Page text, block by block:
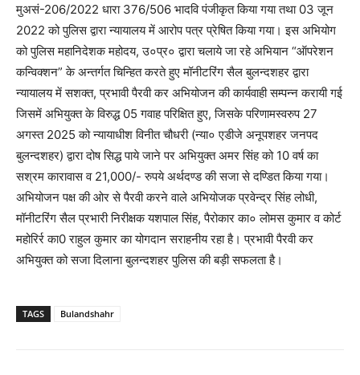
मुअसं-206/2022 धारा 376/506 भादवि पंजीकृत किया गया तथा 03 जून
2022 को पुलिस द्वारा न्यायालय में आरोप पत्र प्रेषित किया गया। इस अभियोग
को पुलिस महानिदेशक महोदय, उ०प्र० द्वारा चलाये जा रहे अभियान “ऑपरेशन
कन्विक्शन” के अन्तर्गत चिन्हित करते हुए मॉनीटरिंग सैल बुलन्दशहर द्वारा
न्यायालय में सशक्त, प्रभावी पैरवी कर अभियोजन की कार्यवाही सम्पन्न करायी गई
जिसमें अभियुक्त के विरुद्ध 05 गवाह परिक्षित हुए, जिसके परिणामस्वरुप 27
अगस्त 2025 को न्यायाधीश विनीत चौधरी (न्या० एडीजे अनूपशहर जनपद
बुलन्दशहर) द्वारा दोष सिद्ध पाये जाने पर अभियुक्त अमर सिंह को 10 वर्ष का
सश्रम कारावास व 21,000/- रुपये अर्थदण्ड की सजा से दण्डित किया गया।
अभियोजन पक्ष की ओर से पैरवी करने वाले अभियोजक प्रवेन्द्र सिंह लोधी,
मॉनीटरिंग सैल प्रभारी निरीक्षक यशपाल सिंह, पैरोकार का० लोमस कुमार व कोर्ट
महोरिर्र का0 राहुल कुमार का योगदान सराहनीय रहा है। प्रभावी पैरवी कर
अभियुक्त को सजा दिलाना बुलन्दशहर पुलिस की बड़ी सफलता है।
TAGS Bulandshahr